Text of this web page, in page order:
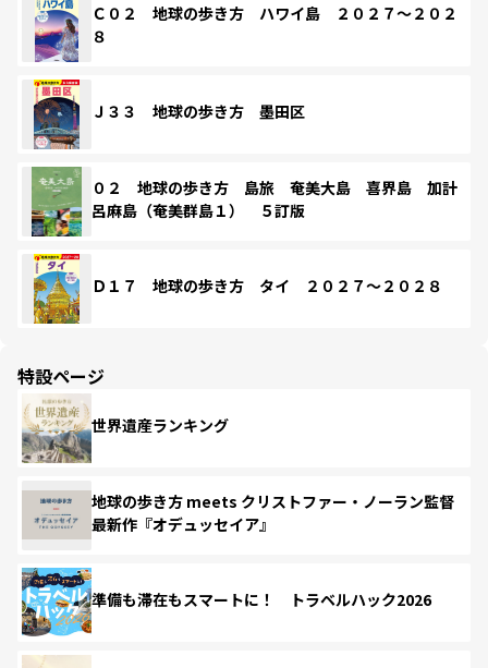
Ｃ０２ 地球の歩き方 ハワイ島 ２０２７～２０２
８
Ｊ３３ 地球の歩き方 墨田区
０２ 地球の歩き方 島旅 奄美大島 喜界島 加計
呂麻島（奄美群島１） ５訂版
Ｄ１７ 地球の歩き方 タイ ２０２７～２０２８
特設ページ
世界遺産ランキング
地球の歩き方 meets クリストファー・ノーラン監督
最新作『オデュッセイア』
準備も滞在もスマートに！ トラベルハック2026